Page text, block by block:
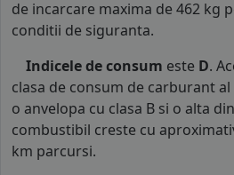
de incarcare maxima de 462 kg
conditii de siguranta.
Indicele de consum este D.
clasa de consum de carburant
o anvelopa cu clasa B si o alta
combustibil creste cu
km parcursi.